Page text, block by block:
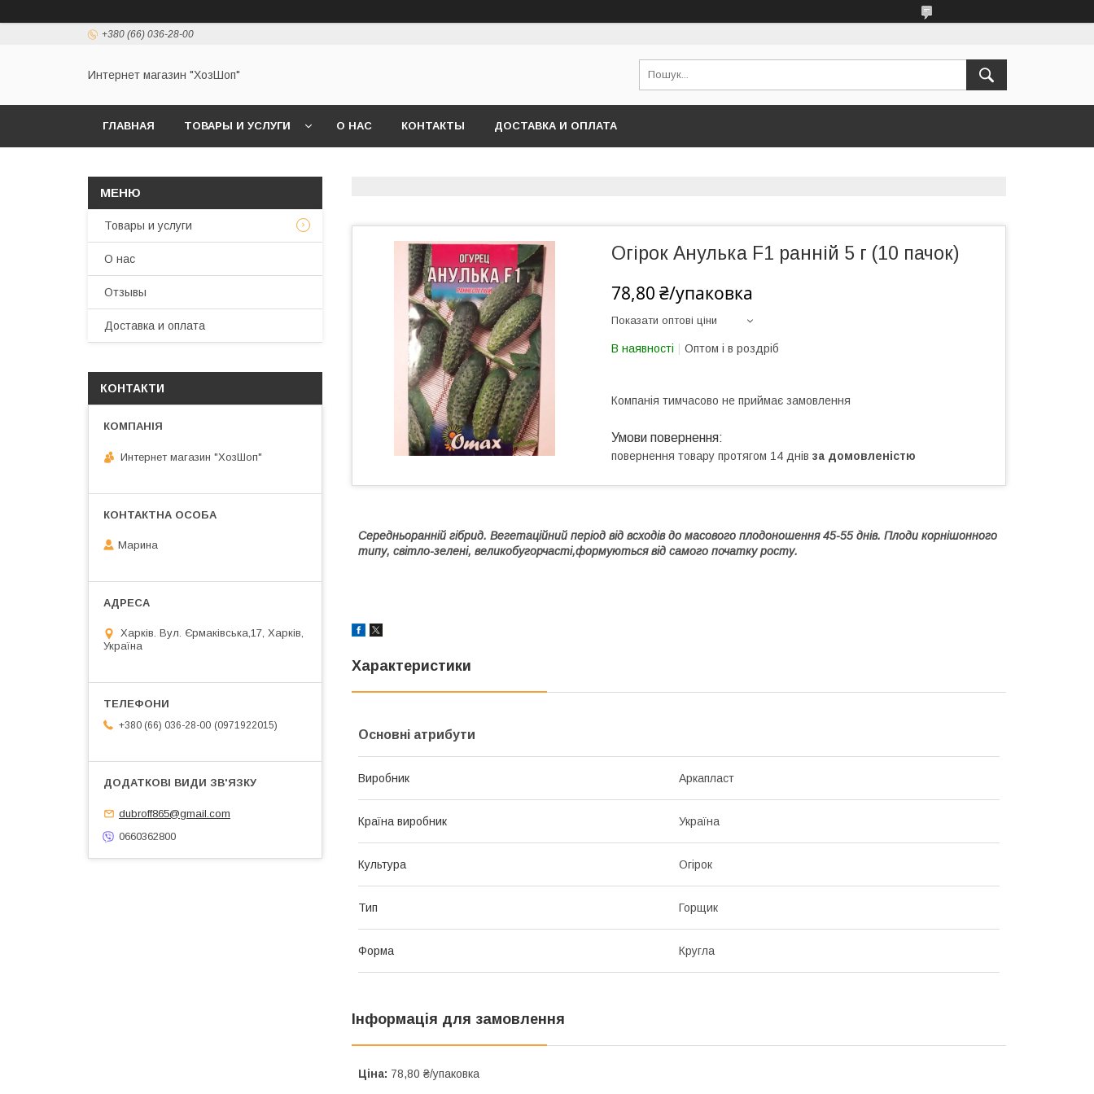
+380 (66) 036-28-00
Интернет магазин "ХозШоп"
ГЛАВНАЯ ТОВАРЫ И УСЛУГИ О НАС КОНТАКТЫ ДОСТАВКА И ОПЛАТА
Огірок Анулька F1 ранній 5 г (10 пачок)
78,80 ₴/упаковка
Показати оптові ціни
В наявності Оптом і в роздріб
Компанія тимчасово не приймає замовлення
повернення товару протягом 14 днів за домовленістю
Середньоранній гібрид. Вегетаційний період від всходів до масового плодоношення 45-55 днів. Плоди корнішонного
типу, світло-зелені, великобугорчасті,формуються від самого початку росту.
Характеристики
Основні атрибути
Виробник Аркапласт
Країна виробник Україна
Культура Огірок
Тип Горщик
Форма Кругла
Інформація для замовлення
Ціна: 78,80 ₴/упаковка
Товары и услуги
О нас
Отзывы
Доставка и оплата
КОНТАКТИ
Интернет магазин "ХозШоп"
Марина
Харків. Вул. Єрмаківська,17, Харків,
Україна
+380 (66) 036-28-00 0971922015
dubroff865@gmail.com
0660362800